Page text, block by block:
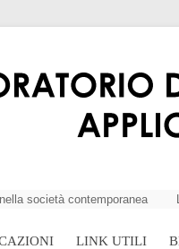
società contemporanea LA
LINK UTILI